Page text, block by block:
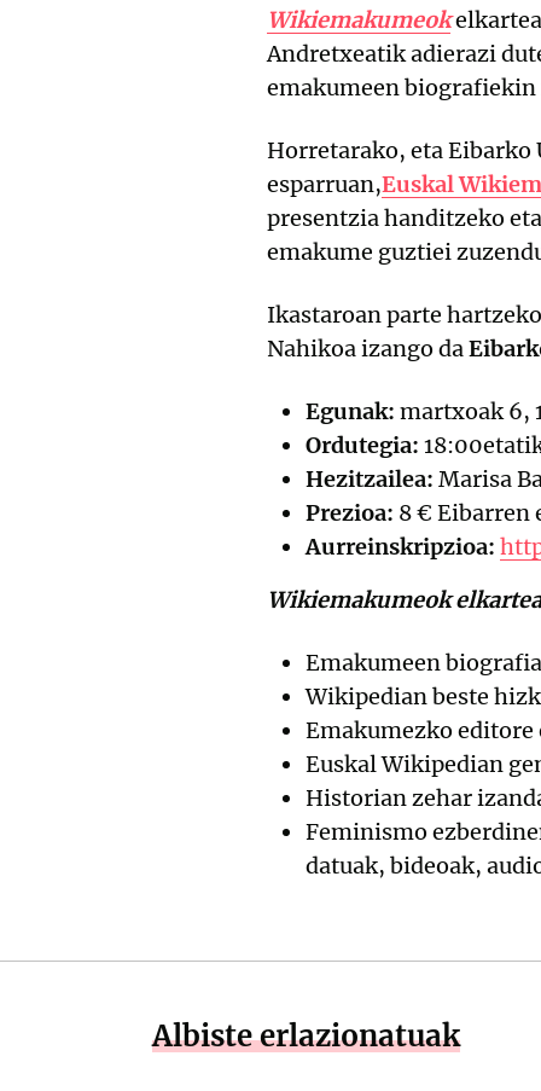
Wikiemakumeok
Andretxeatik adierazi
emakumeen
Horretarako, eta
esparruan,Euskal
presentzia handitzeko
emakume guztiei
Ikastaroan parte
Nahikoa izango da
Egunak: martxoak 6,
Ordutegia:
Hezitzailea: Marisa
Prezioa: 8 € Eibarren
Aurreinskripzioa:
Wikiemakumeok
Emakumeen
Wikipedian beste
Emakumezko editore
Euskal Wikipedian
Historian zehar
Feminismo
datuak, bideoak,
Albiste erlazionatuak